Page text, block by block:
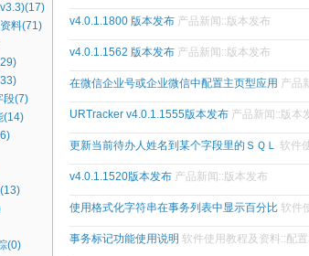
料(71)
段(7)
(14)
(0)
v4.0.1.1800 版本发布 产品新闻 :: 版本发布
v4.0.1.1562 版本发布 产品新闻 :: 版本发布
在微信企业号或企业微信中配置主页型应用 产品
URTracker v4.0.1.1555版本发布 产品新闻 :: 版本
更新当前待办人姓名到某个字段里的ＳＱＬ 软件
v4.0.1.1520版本发布 产品新闻 :: 版本发布
使用格式化字符串在事务列表中显示百分比 软件
事务标记功能使用说明 软件使用教程及资料 ::配